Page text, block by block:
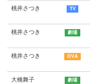
桃井さつき
桃井さつき
桃井さつき
大橋舞子